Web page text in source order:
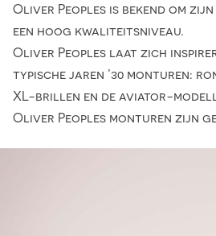
Oliver Peoples is bekend om
een hoog kwaliteitsniveau.
Oliver Peoples laat zich
typische jaren ’30 monturen:
XL-brillen en de aviator-
Oliver Peoples monturen zijn